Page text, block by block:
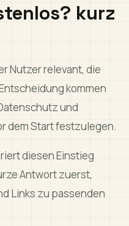
kurz
Nutzer relevant, die
kommen
und
dem Start festzulegen.
diesen Einstieg
Antwort zuerst,
Links zu passenden